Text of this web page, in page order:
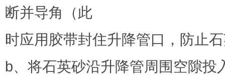
断并导角（此
时应用胶带封住升降管口，防止
b、将石英砂沿升降管周围空隙